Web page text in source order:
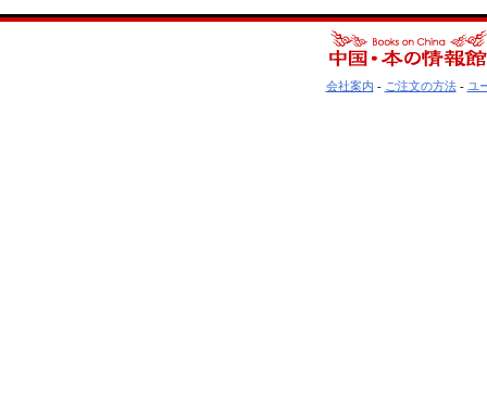
会社案内 - ご注文の方法- ユ